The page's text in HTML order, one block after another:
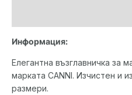
Информация:
Елегантна възглавничка за
марката CANNI. Изчистен и
размери.